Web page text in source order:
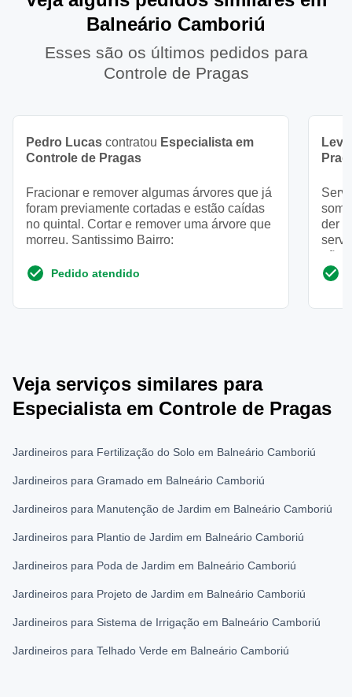
Balneário Camboriú
Esses são os últimos pedidos para
Controle de Pragas
Pedro Lucas contratou Especialista em
Controle de Pragas
Fracionar e remover algumas árvores que já
foram previamente cortadas e estão caídas
no quintal. Cortar e remover uma árvore que
morreu. Santissimo Bairro:
Pedido atendido
Levi
der
não
Veja serviços similares para
Especialista em Controle de Pragas
Jardineiros para Fertilização do Solo em Balneário Camboriú
Jardineiros para Gramado em Balneário Camboriú
Jardineiros para Manutenção de Jardim em Balneário Camboriú
Jardineiros para Plantio de Jardim em Balneário Camboriú
Jardineiros para Poda de Jardim em Balneário Camboriú
Jardineiros para Projeto de Jardim em Balneário Camboriú
Jardineiros para Sistema de Irrigação em Balneário Camboriú
Jardineiros para Telhado Verde em Balneário Camboriú